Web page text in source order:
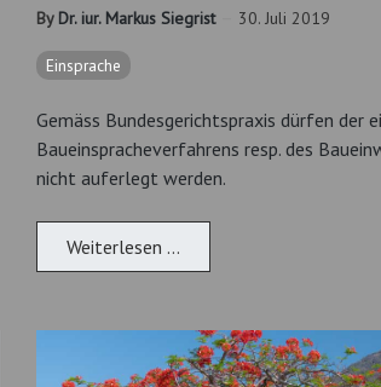
By Dr. iur. Markus Siegrist 30. Juli 2019
Einsprache
Gemäss Bundesgerichtspraxis dürfen der
Baueinspracheverfahrens resp. des
nicht auferlegt werden.
Weiterlesen …